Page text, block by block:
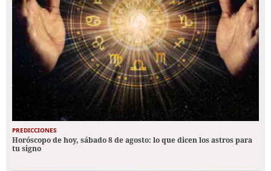
PREDICCIONES
Horóscopo de hoy, sábado 8 de agosto: lo que dicen los astros para
tu signo